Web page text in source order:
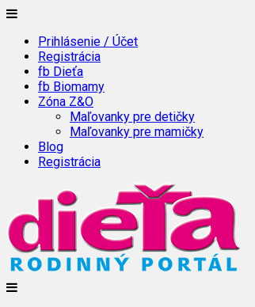
Prihlásenie / Účet
Registrácia
fb Dieťa
fb Biomamy
Zóna Z&O
Maľovanky pre detičky
Maľovanky pre mamičky
Blog
Registrácia